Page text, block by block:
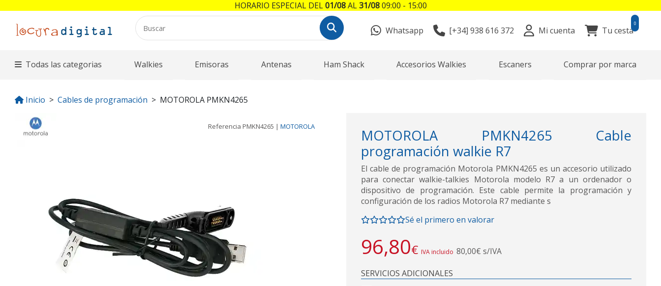
Whatsapp [+34] 938 616 372 Mi cuenta Tu cesta
0
Todas las categorias Walkies Emisoras Antenas Ham Shack Accesorios Walkies Escaners Comprar por marca
Inicio Cables de programación MOTOROLA PMKN4265
Referencia PMKN4265 | MOTOROLA
MOTOROLA PMKN4265 Cable
programación walkie R7
El cable de programación Motorola PMKN4265 es un accesorio utilizado
para conectar walkie-talkies Motorola modelo R7 a un ordenador o
dispositivo de programación. Este cable permite la programación y
configuración de los radios Motorola R7 mediante s
Sé el primero en valorar
96,80€ IVA incluido 80,00€ s/IVA
SERVICIOS ADICIONALES
HORARIO ESPECIAL DEL01/08AL31/0809:00 - 15:00